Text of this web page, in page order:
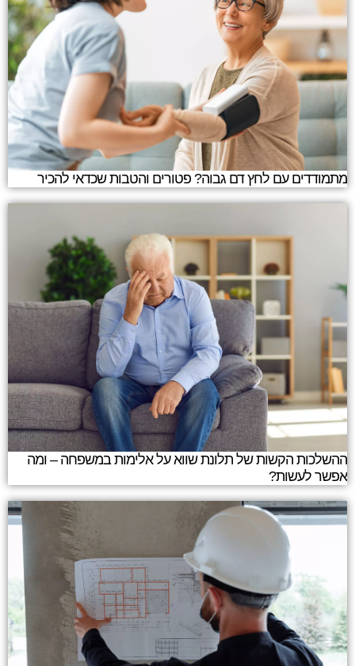
מתמודדים עם לחץ דם גבוה? פטורים והטבות שכדאי להכיר
ההשלכות הקשות של תלונת שווא על אלימות במשפחה – ומה
אפשר לעשות?